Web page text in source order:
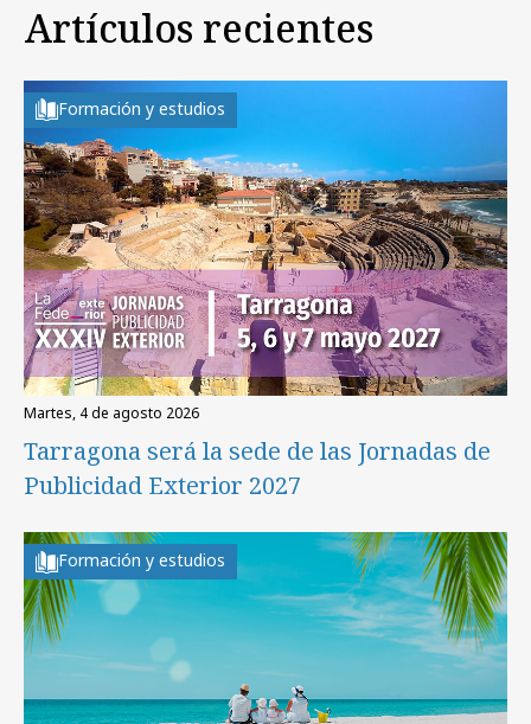
Artículos recientes
Formación y estudios
martes, 4 de agosto 2026
Tarragona será la sede de las Jornadas de
Publicidad Exterior 2027
Formación y estudios